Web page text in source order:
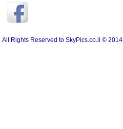
All Rights Reserved to SkyPics.co.il © 2014